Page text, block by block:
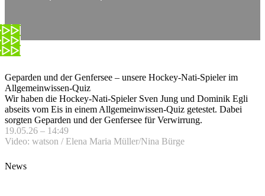
Geparden und der Genfersee – unsere Hockey-Nati-Spieler im
Allgemeinwissen-Quiz
Wir haben die Hockey-Nati-Spieler Sven Jung und Dominik Egli
abseits vom Eis in einem Allgemeinwissen-Quiz getestet. Dabei
sorgten Geparden und der Genfersee für Verwirrung.
19.05.26 – 14:49
Video: watson / Elena Maria Müller/Nina Bürge
News